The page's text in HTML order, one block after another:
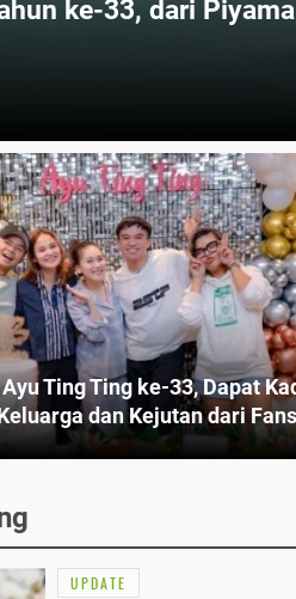
ke-33, dari Piyama
Ting Ting ke-33, Dapat
dan Kejutan dari Fans
UPDATE